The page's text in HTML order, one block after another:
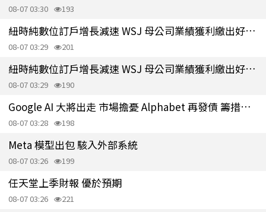
08-07 03:30 193
紐時純數位訂戶增長減速 WSJ 母公司業績獲利繳出好成績
08-07 03:29 201
紐時純數位訂戶增長減速 WSJ 母公司業績獲利繳出好成績
08-07 03:29 190
Google AI 大將出走 市場擔憂 Alphabet 再發債 籌措至少250億美元
08-07 03:28 198
Meta 模型出包 駭入外部系統
08-07 03:26 199
任天堂上季財報 優於預期
08-07 03:26 221